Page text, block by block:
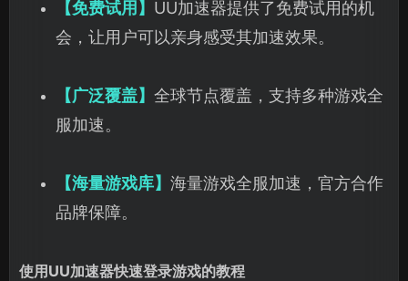
【免费试用】 UU加速器提供了免费试用的机
会，让用户可以亲身感受其加速效果。
【广泛覆盖】 全球节点覆盖，支持多种游戏全
服加速。
【海量游戏库】 海量游戏全服加速，官方合作
品牌保障。
使用UU加速器快速登录游戏的教程